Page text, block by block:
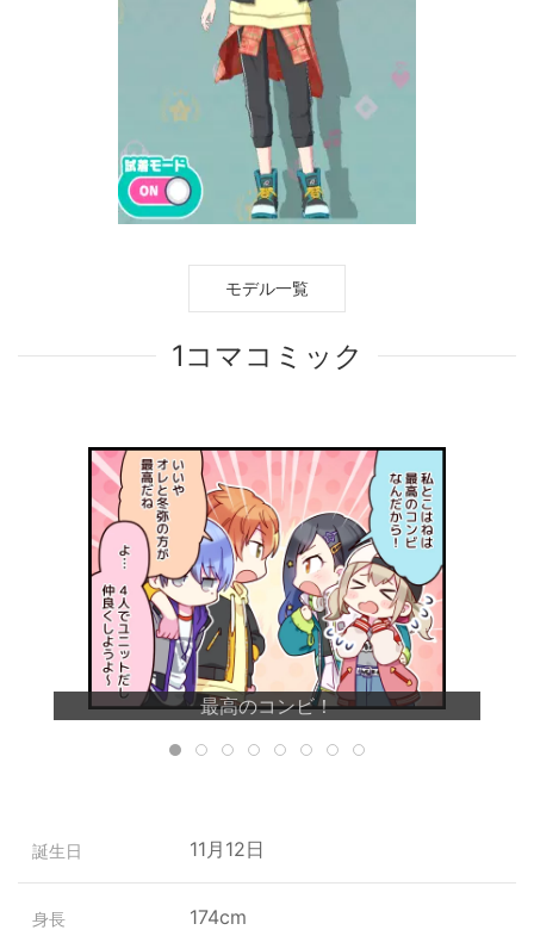
モデル一覧
1コマコミック
最高のコンビ！
誕生日 11月12日
身長 174cm